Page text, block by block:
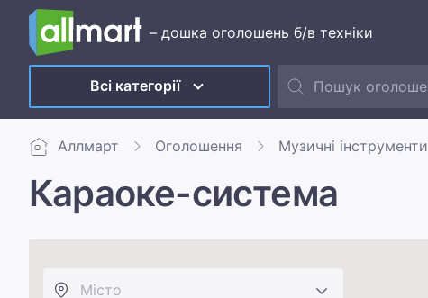
– дошка оголошень б/в техніки
Всі категорії
Аллмарт Оголошення Музичні інструменти
Караоке-система